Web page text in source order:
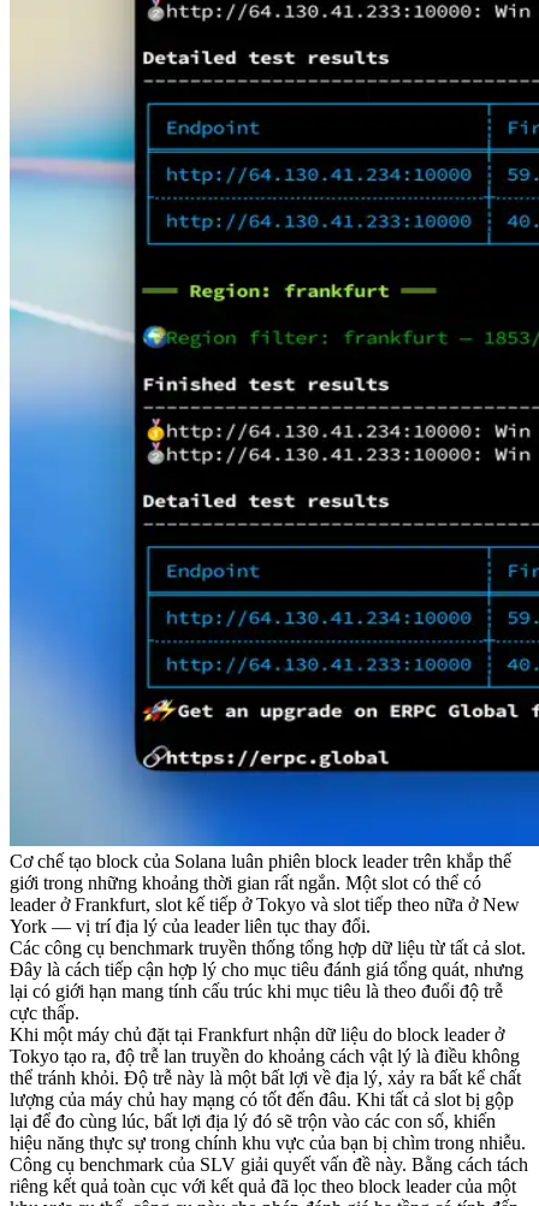
Cơ chế tạo block của Solana luân phiên block leader trên khắp thế
giới trong những khoảng thời gian rất ngắn. Một slot có thể có
leader ở Frankfurt, slot kế tiếp ở Tokyo và slot tiếp theo nữa ở New
York — vị trí địa lý của leader liên tục thay đổi.
Các công cụ benchmark truyền thống tổng hợp dữ liệu từ tất cả slot.
Đây là cách tiếp cận hợp lý cho mục tiêu đánh giá tổng quát, nhưng
lại có giới hạn mang tính cấu trúc khi mục tiêu là theo đuổi độ trễ
cực thấp.
Khi một máy chủ đặt tại Frankfurt nhận dữ liệu do block leader ở
Tokyo tạo ra, độ trễ lan truyền do khoảng cách vật lý là điều không
thể tránh khỏi. Độ trễ này là một bất lợi về địa lý, xảy ra bất kể chất
lượng của máy chủ hay mạng có tốt đến đâu. Khi tất cả slot bị gộp
lại để đo cùng lúc, bất lợi địa lý đó sẽ trộn vào các con số, khiến
hiệu năng thực sự trong chính khu vực của bạn bị chìm trong nhiễu.
Công cụ benchmark của SLV giải quyết vấn đề này. Bằng cách tách
riêng kết quả toàn cục với kết quả đã lọc theo block leader của một